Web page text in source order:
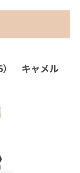
） キャメル